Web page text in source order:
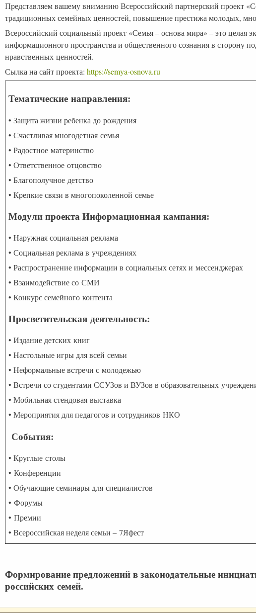
Представляем вашему вниманию Всероссийский партнерский проект
традиционных семейных ценностей, повышение престижа молодых,
Всероссийский социальный проект «Семья – основа мира» – это целая
информационного пространства и общественного сознания в сторону
нравственных ценностей.
Сылка на сайт проекта: https://semya-osnova.ru
Тематические
• Защита жизни ребенка до рождения
• Счастливая многодетная семья
• Радостное материнство
• Ответственное отцовство
• Благополучное детство
• Крепкие связи в многопоколенной семье
Модули проекта Информационная кампания:
• Наружная социальная реклама
• Социальная реклама в учреждениях
• Распространение информации в социальных сетях и мессенджерах
• Взаимодействие со СМИ
• Конкурс семейного контента
Просветительская деятельность:
• Издание детских книг
• Настольные игры для всей семьи
• Неформальные встречи с молодежью
• Встречи со студентами ССУЗов и ВУЗов в образовательных
• Мобильная стендовая выставка
• Мероприятия для педагогов и сотрудников НКО
События:
• Круглые столы
• Конференции
• Обучающие семинары для специалистов
• Форумы
• Премии
• Всероссийская неделя семьи – 7Яфест
Формирование предложений в законодательные
российских семей.